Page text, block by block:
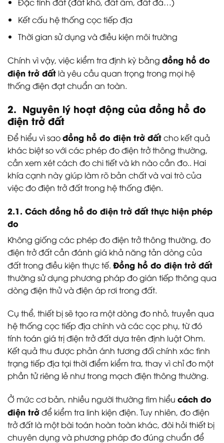
Kết cấu hệ thống cọc tiếp địa
Thời gian sử dụng và điều kiện môi trường
Chính vì vậy, việc kiểm tra định kỳ bằng đồng hồ đo
điện trở đất là yêu cầu quan trọng trong mọi hệ
thống điện đạt chuẩn an toàn.
2. Nguyên lý hoạt động của đồng hồ đo
điện trở đất
Để hiểu vì saođồng hồ đo điện trở đấtcho kết quả
khác biệt so với các phép đo điện trở thông thường,
cần xem xét cách đo chi tiết và kh nào cần đo.. Hai
khía cạnh này giúp làm rõ bản chất và vai trò của
việc đo điện trở đất trong hệ thống điện.
2.1. Cách đồng hồ đo điện trở đất thực hiện phép
đo
Không giống các phép đo điện trở thông thường, đo
điện trở đất cần đánh giá khả năng tản dòng của
đất trong điều kiện thực tế. Đồng hồ đo điện trở đất
thường sử dụng phương pháp đo gián tiếp thông qua
dòng điện thử và điện áp rơi trong đất.
Cụ thể, thiết bị sẽ tạo ra một dòng đo nhỏ, truyền qua
hệ thống cọc tiếp địa chính và các cọc phụ, từ đó
tính toán giá trị điện trở đất dựa trên định luật Ohm.
Kết quả thu được phản ánh tương đối chính xác tình
trạng tiếp địa tại thời điểm kiểm tra, thay vì chỉ đo một
phần tử riêng lẻ như trong mạch điện thông thường.
Ở mức cơ bản, nhiều người thường tìm hiểu cách đo
điện trởđể kiểm tra linh kiện điện. Tuy nhiên, đo điện
trở đất là một bài toán hoàn toàn khác, đòi hỏi thiết bị
chuyên dụng và phương pháp đo đúng chuẩn để